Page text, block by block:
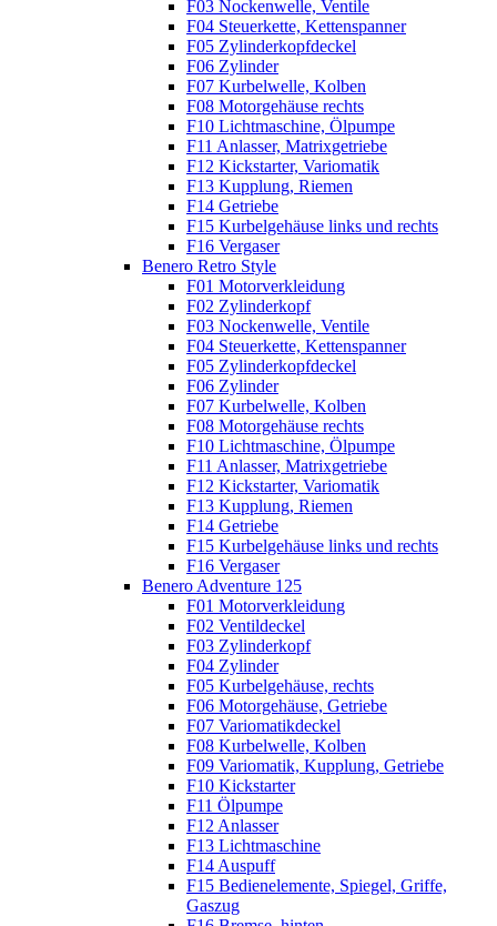
F03 Nockenwelle, Ventile
F04 Steuerkette, Kettenspanner
F05 Zylinderkopfdeckel
F06 Zylinder
F07 Kurbelwelle, Kolben
F08 Motorgehäuse rechts
F10 Lichtmaschine, Ölpumpe
F11 Anlasser, Matrixgetriebe
F12 Kickstarter, Variomatik
F13 Kupplung, Riemen
F14 Getriebe
F15 Kurbelgehäuse links und rechts
F16 Vergaser
Benero Retro Style
F01 Motorverkleidung
F02 Zylinderkopf
F03 Nockenwelle, Ventile
F04 Steuerkette, Kettenspanner
F05 Zylinderkopfdeckel
F06 Zylinder
F07 Kurbelwelle, Kolben
F08 Motorgehäuse rechts
F10 Lichtmaschine, Ölpumpe
F11 Anlasser, Matrixgetriebe
F12 Kickstarter, Variomatik
F13 Kupplung, Riemen
F14 Getriebe
F15 Kurbelgehäuse links und rechts
F16 Vergaser
Benero Adventure 125
F01 Motorverkleidung
F02 Ventildeckel
F03 Zylinderkopf
F04 Zylinder
F05 Kurbelgehäuse, rechts
F06 Motorgehäuse, Getriebe
F07 Variomatikdeckel
F08 Kurbelwelle, Kolben
F09 Variomatik, Kupplung, Getriebe
F10 Kickstarter
F11 Ölpumpe
F12 Anlasser
F13 Lichtmaschine
F14 Auspuff
F15 Bedienelemente, Spiegel, Griffe,
Gaszug